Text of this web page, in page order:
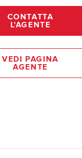
CONTATTA
L'AGENTE
VEDI PAGINA
AGENTE